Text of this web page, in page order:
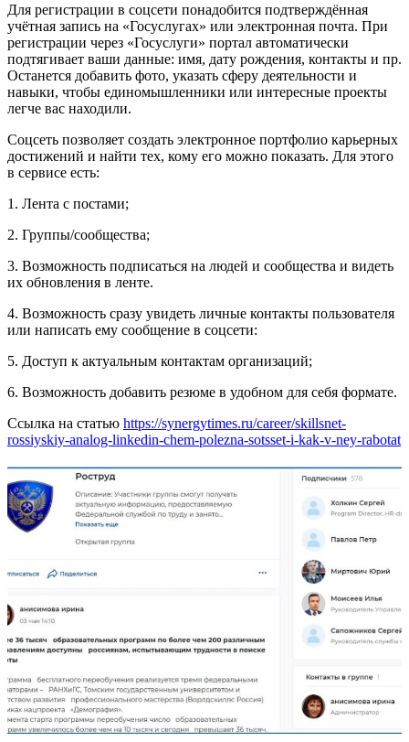
Для регистрации в соцсети понадобится подтверждённая
учётная запись на «Госуслугах» или электронная почта. При
регистрации через «Госуслуги» портал автоматически
подтягивает ваши данные: имя, дату рождения, контакты и пр.
Останется добавить фото, указать сферу деятельности и
навыки, чтобы единомышленники или интересные проекты
легче вас находили.
Соцсеть позволяет создать электронное портфолио карьерных
достижений и найти тех, кому его можно показать. Для этого
в сервисе есть:
1. Лента с постами;
2. Группы/сообщества;
3. Возможность подписаться на людей и сообщества и видеть
их обновления в ленте.
4. Возможность сразу увидеть личные контакты пользователя
или написать ему сообщение в соцсети:
5. Доступ к актуальным контактам организаций;
6. Возможность добавить резюме в удобном для себя формате.
Ссылка на статью https://synergytimes.ru/career/skillsnet-
rossiyskiy-analog-linkedin-chem-polezna-sotsset-i-kak-v-ney-rabotat